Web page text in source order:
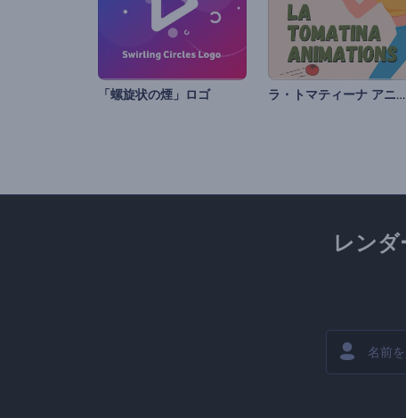
「螺旋状の煙」ロゴ ラ・トマティーナ アニメーションズ
レン